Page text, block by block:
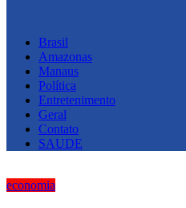
Brasil
Amazonas
Manaus
Política
Entretenimento
Geral
Contato
SAUDE
economia